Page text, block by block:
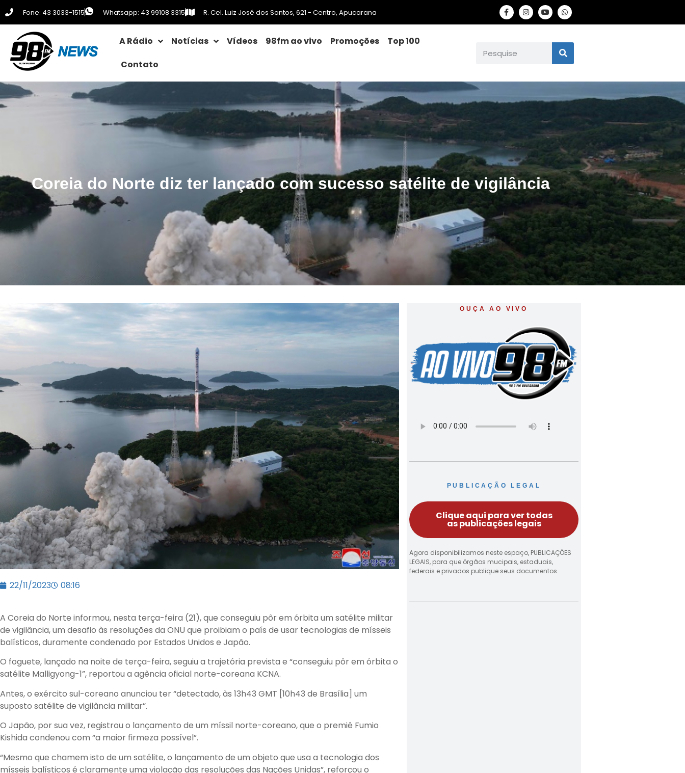
Fone: 43 3033-1515 Whatsapp: 43 99108 3315 R. Cel. Luiz José dos Santos, 621 - Centro, Apucarana
A Rádio Notícias Vídeos 98fm ao vivo Promoções
Top 100
Contato
Coreia do Norte diz ter lançado com sucesso satélite de vigilância
22/11/2023 08:16
A Coreia do Norte informou, nesta terça-feira (21), que conseguiu pôr em órbita um satélite militar
de vigilância, um desafio às resoluções da ONU que proibiam o país de usar tecnologias de mísseis
balísticos, duramente condenado por Estados Unidos e Japão.
O foguete, lançado na noite de terça-feira, seguiu a trajetória prevista e “conseguiu pôr em órbita o
satélite Malligyong-1”, reportou a agência oficial norte-coreana KCNA.
Antes, o exército sul-coreano anunciou ter “detectado, às 13h43 GMT [10h43 de Brasília] um
suposto satélite de vigilância militar”.
O Japão, por sua vez, registrou o lançamento de um míssil norte-coreano, que o premiê Fumio
Kishida condenou com “a maior firmeza possível”.
“Mesmo que chamem isto de um satélite, o lançamento de um objeto que usa a tecnologia dos
mísseis balísticos é claramente uma violação das resoluções das Nações Unidas”, reforçou o
OUÇA AO VIVO
PUBLICAÇÃO LEGAL
Clique aqui para ver todas
as publicações legais
Agora disponibilizamos neste espaço, PUBLICAÇÕES
LEGAIS, para que órgãos mucipais, estaduais,
federais e privados publique seus documentos.